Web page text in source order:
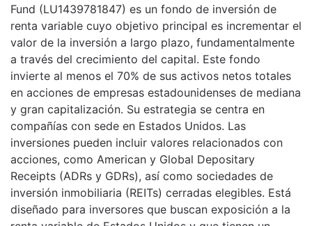
Fund (LU1439781847) es un fondo de inversión de
renta variable cuyo objetivo principal es incrementar el
valor de la inversión a largo plazo, fundamentalmente
a través del crecimiento del capital. Este fondo
invierte al menos el 70% de sus activos netos totales
en acciones de empresas estadounidenses de mediana
y gran capitalización. Su estrategia se centra en
compañías con sede en Estados Unidos. Las
inversiones pueden incluir valores relacionados con
acciones, como American y Global Depositary
Receipts (ADRs y GDRs), así como sociedades de
inversión inmobiliaria (REITs) cerradas elegibles. Está
diseñado para inversores que buscan exposición a la